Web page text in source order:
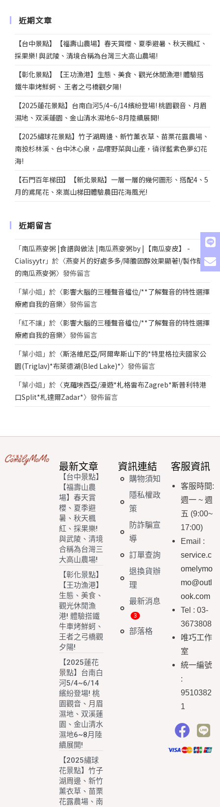
近期文章
【台中景點】【福壽山農場】春天賞櫻、夏季避暑、秋天楓紅、
採果樂! 與武陵、清境合稱為台灣三大高山農場!
【彰化景點】【王功漁港】生態、美食、觀光休閒漁港! 體驗搭
鐵牛車烤鮮蚵、 王者之弓橋觀夕陽!
【2025蓮花景點】台南白河5/4~6/14繽紛登場! 桃園觀音、月眉
濕地、双溪蓮園、金山清水濕地6~8月陸續展開!
【2025繡球花景點】竹子湖周邊、新竹薰衣草、苗栗花露農場、
南投杉林溪、台中沐心泉，品嚐野菜與山產，徜徉藍紫色夢幻花
海!
【石門百年梯田】【新北景點】一層一層的幾何圖形、搭配4、5
月的鳶尾花、來嵩山梯田體驗農田花海風光!
近期留言
「南瓜燕麥粥 |食譜與做法 |南瓜燕麥粥by |【南瓜麥皮】 -
Cialisyytr 」於〈燕麥片的好處多多/降膽固醇效果顯著!/製作簡單
的南瓜燕麥粥〉發佈留言
「葉小姐 」於〈影響大腦的三種聲音檔位/**了解聲音的特性選擇
療癒自我的音樂〉發佈留言
「紅不讓 」於〈影響大腦的三種聲音檔位/**了解聲音的特性選擇
療癒自我的音樂〉發佈留言
「葉小姐 」於〈斯洛維尼亞/阿爾卑斯山下的*特里格拉夫國家公
園(Triglav)*布萊德湖(Bled Lake)*〉發佈留言
「葉小姐 」於〈克羅埃西亞/漫遊*札格雷布Zagreb*斯普利特港
口Split*札達爾Zadar*〉發佈留言
最新文章
【台中景點】
【福壽山農
場】春天賞
櫻、夏季避
暑、秋天楓
紅、採果樂!
與武陵、清境
合稱為台灣三
大高山農場!
【彰化景點】
【王功漁港】
生態、美食、
觀光休閒漁
港! 體驗搭鐵
牛車烤鮮蚵、
王者之弓橋觀
夕陽!
【2025蓮花
景點】台南白
河5/4~6/14
繽紛登場! 桃
園觀音、月眉
濕地、双溪蓮
園、金山清水
濕地6~8月陸
續展開!
【2025繡球
花景點】竹子
湖周邊、新竹
薰衣草、苗栗
花露農場、南
資訊連結
購物須知
隱私權政
策
防詐騙宣
導
訂單查詢
退換貨辦
理
最新消息
部落格
客服資訊
客服時間:
週一 ~ 週
五 (9:00~
17:00)
Email :
service.c
omelymo
mo@outl
ook.com
Tel : 03-
3673808
唯巧工作
室
統一編號
:
9510382
1